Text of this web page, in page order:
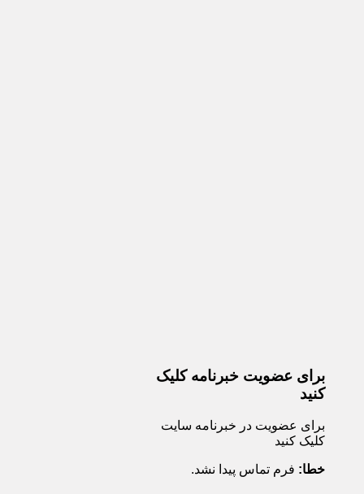
برای عضویت خبرنامه کلیک
کنید
برای عضویت در خبرنامه سایت
کلیک کنید
خطا: فرم تماس پیدا نشد.